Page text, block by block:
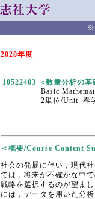
※
2020年度
10522403
○数量分析の基
Basic
2単位/Unit 春
＜概要/Course Content
社会の発展に伴い，現代
ては，将来が不確かな中
戦略を選択するのが望ま
には，データを用いた分